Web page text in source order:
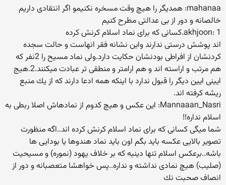
mahanaa: همدیگر را هیچ وقت مسخره نكنیمو اگر انتقادی داریم
خالصانه و دور از بی عدالتی مطرح كنیم
akhjoon: 1.كسانی كه برای نماد اسلام كرنش كرده
اند پوشش درستی ندارند واین نشانه فقر انهاست و حالت سجده
كردنشان از افراطی بودنشان حكایت دارد.ولی نماد مسیح را 2نفر كه
هم مرتب و اراسته اند و هم ارامتر و منطقی تر عبادت میكنند.2.هیج
ایینی ایین دیگر را قبول ندارد با اینكه همه ادعا دارند كه از یك منبع
ریشه كرفته اند.
Mannaaan_Nasri: این عكس و هیچ كدوم از نمادهاش اصلا ربطی به
اسلام نداره!!
شما میگی كسانی كه برای نماد اسلام كرنش كرده اند..اگه منظورت
تصویر بالایی عكسه باید بگم اون باید نماد هندوها یا بودایی ها
باشه..برعكس اسلام تنها دینیه كه بر خلاف یهود (نموره) و مسیحیت
(صلیب) هیچ نمادی نداشته و نداره..پس خواهشا متعصبانه و دور از
انصاف صحبت نك